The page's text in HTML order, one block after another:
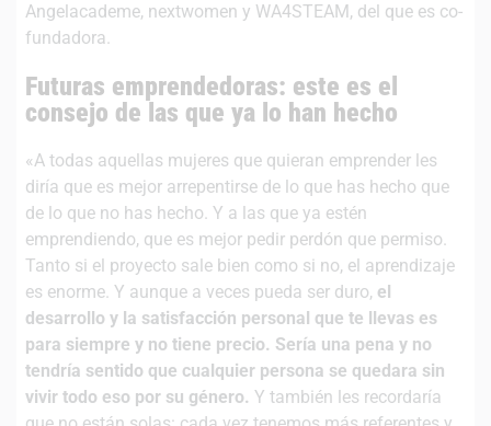
Angelacademe, nextwomen y WA4STEAM, del que es co-
fundadora.
Futuras emprendedoras: este es el
consejo de las que ya lo han hecho
«A todas aquellas mujeres que quieran emprender les
diría que es mejor arrepentirse de lo que has hecho que
de lo que no has hecho. Y a las que ya estén
emprendiendo, que es mejor pedir perdón que permiso.
Tanto si el proyecto sale bien como si no, el aprendizaje
es enorme. Y aunque a veces pueda ser duro, el
desarrollo y la satisfacción personal que te llevas es
para siempre y no tiene precio. Sería una pena y no
tendría sentido que cualquier persona se quedara sin
vivir todo eso por su género. Y también les recordaría